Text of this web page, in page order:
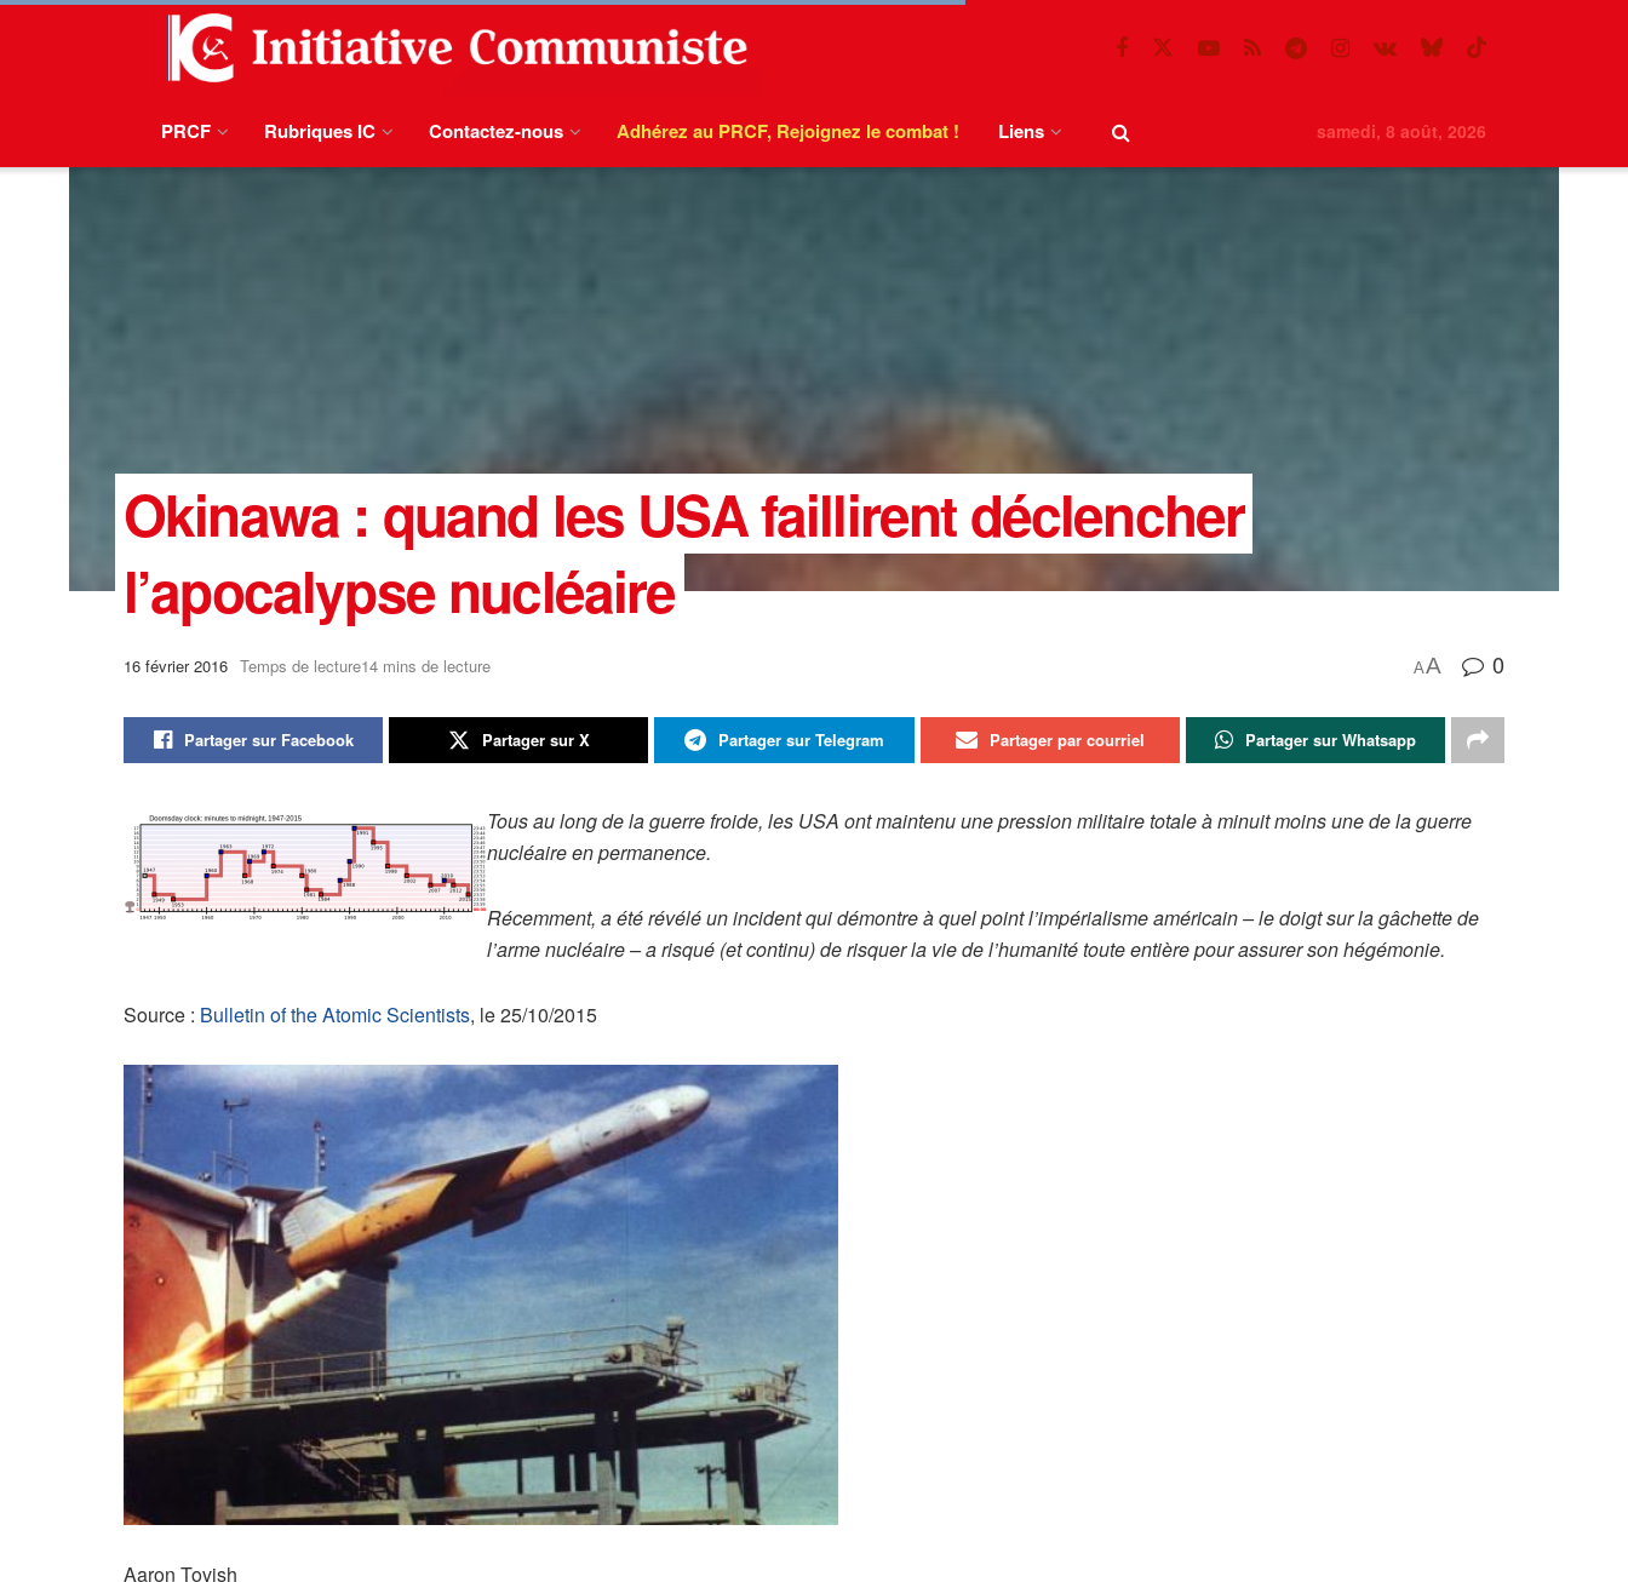
PRCF Rubriques IC Contactez-nous Adhérez au PRCF, Rejoignez le combat ! Liens samedi, 8 août, 2026
Okinawa : quand les USA faillirent déclencher
l’apocalypse nucléaire
16 février 2016 Temps de lecture14 mins de lecture AA 0
Partager sur Facebook Partager sur X Partager sur Telegram Partager par courriel Partager sur Whatsapp
Tous au long de la guerre froide, les USA ont maintenu une pression militaire totale à minuit moins une de la guerre
nucléaire en permanence.
Récemment, a été révélé un incident qui démontre à quel point l’impérialisme américain – le doigt sur la gâchette de
l’arme nucléaire – a risqué (et continu) de risquer la vie de l’humanité toute entière pour assurer son hégémonie.
Source : Bulletin of the Atomic Scientists, le 25/10/2015
Aaron Tovish